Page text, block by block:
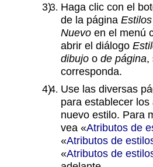
Haga clic con el
de la página Estilos
Nuevo en el menú
abrir el diálogo
dibujo o de página,
corresponda.
Use las diversas
para establecer los
nuevo estilo. Para
vea «Atributos de
«Atributos de
«Atributos de